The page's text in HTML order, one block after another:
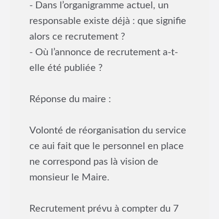
- Dans l’organigramme actuel, un
responsable existe déjà : que signifie
alors ce recrutement ?
- Où l’annonce de recrutement a-t-
elle été publiée ?
Réponse du maire :
Volonté de réorganisation du service
ce aui fait que le personnel en place
ne correspond pas là vision de
monsieur le Maire.
Recrutement prévu à compter du 7